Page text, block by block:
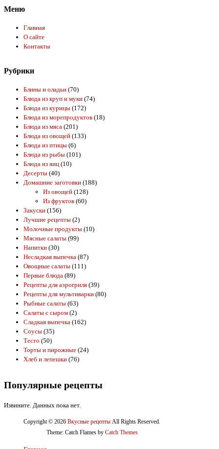
Меню
Главная
О сайте
Контакты
Рубрики
Блины и оладьи (70)
Блюда из круп и муки (74)
Блюда из курицы (172)
Блюда из морепродуктов (18)
Блюда из мяса (201)
Блюда из овощей (133)
Блюда из птицы (6)
Блюда из рыбы (101)
Блюда из яиц (10)
Десерты (40)
Домашние заготовки (188)
Из овощей (128)
Из фруктов (60)
Закуски (156)
Лучшие рецепты (2)
Молочные продукты (10)
Мясные салаты (99)
Напитки (30)
Несладкая выпечка (87)
Овощные салаты (111)
Первые блюда (89)
Рецепты для аэрогриля (39)
Рецепты для мультиварки (80)
Рыбные салаты (63)
Салаты с сыром (2)
Сладкая выпечка (162)
Соусы (35)
Тесто (50)
Торты и пирожные (24)
Хлеб и лепешки (76)
Популярные рецепты
Извините. Данных пока нет.
Copyright © 2026 Вкусные рецепты All Rights Reserved.
Theme: Catch Flames by Catch Themes